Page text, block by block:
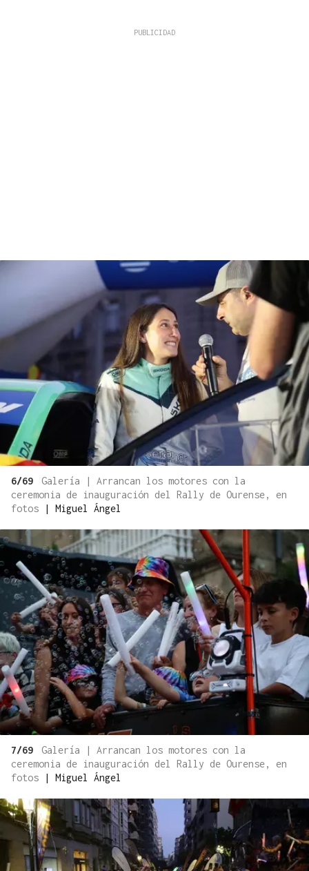
6/69
Galería | Arrancan los motores con la
ceremonia de inauguración del Rally de Ourense, en
fotos
| Miguel Ángel
7/69
Galería | Arrancan los motores con la
ceremonia de inauguración del Rally de Ourense, en
fotos
| Miguel Ángel